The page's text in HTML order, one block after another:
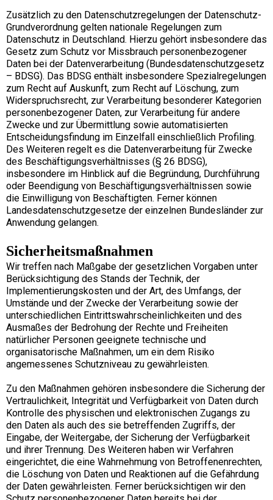
Zusätzlich zu den Datenschutzregelungen der Datenschutz-
Grundverordnung gelten nationale Regelungen zum
Datenschutz in Deutschland. Hierzu gehört insbesondere das
Gesetz zum Schutz vor Missbrauch personenbezogener
Daten bei der Datenverarbeitung (Bundesdatenschutzgesetz
– BDSG). Das BDSG enthält insbesondere Spezialregelungen
zum Recht auf Auskunft, zum Recht auf Löschung, zum
Widerspruchsrecht, zur Verarbeitung besonderer Kategorien
personenbezogener Daten, zur Verarbeitung für andere
Zwecke und zur Übermittlung sowie automatisierten
Entscheidungsfindung im Einzelfall einschließlich Profiling.
Des Weiteren regelt es die Datenverarbeitung für Zwecke
des Beschäftigungsverhältnisses (§ 26 BDSG),
insbesondere im Hinblick auf die Begründung, Durchführung
oder Beendigung von Beschäftigungsverhältnissen sowie
die Einwilligung von Beschäftigten. Ferner können
Landesdatenschutzgesetze der einzelnen Bundesländer zur
Anwendung gelangen.
Sicherheitsmaßnahmen
Wir treffen nach Maßgabe der gesetzlichen Vorgaben unter
Berücksichtigung des Stands der Technik, der
Implementierungskosten und der Art, des Umfangs, der
Umstände und der Zwecke der Verarbeitung sowie der
unterschiedlichen Eintrittswahrscheinlichkeiten und des
Ausmaßes der Bedrohung der Rechte und Freiheiten
natürlicher Personen geeignete technische und
organisatorische Maßnahmen, um ein dem Risiko
angemessenes Schutzniveau zu gewährleisten.
Zu den Maßnahmen gehören insbesondere die Sicherung der
Vertraulichkeit, Integrität und Verfügbarkeit von Daten durch
Kontrolle des physischen und elektronischen Zugangs zu
den Daten als auch des sie betreffenden Zugriffs, der
Eingabe, der Weitergabe, der Sicherung der Verfügbarkeit
und ihrer Trennung. Des Weiteren haben wir Verfahren
eingerichtet, die eine Wahrnehmung von Betroffenenrechten,
die Löschung von Daten und Reaktionen auf die Gefährdung
der Daten gewährleisten. Ferner berücksichtigen wir den